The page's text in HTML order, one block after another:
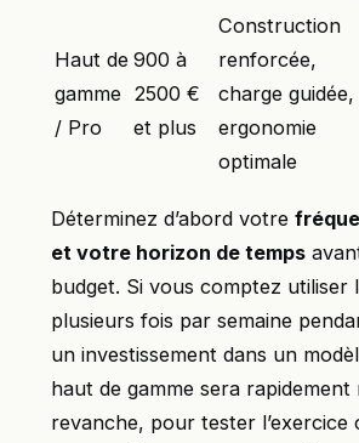
Haut de
gamme
/ Pro
900 à
2500 €
et plus
Construction
renforcée,
charge guidée,
ergonomie
optimale
Déterminez d’abord votre
et votre horizon de temps
budget. Si vous comptez utiliser
plusieurs fois par semaine
un investissement dans un
haut de gamme sera rapidement
revanche, pour tester l’exercice